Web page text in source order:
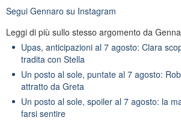
Segui Gennaro su Instagram
Leggi di più sullo stesso argomento da
Upas, anticipazioni al 7 agosto: Clara
tradita con Stella
Un posto al sole, puntate al 7 agosto:
attratto da Greta
Un posto al sole, spoiler al 7 agosto: la
farsi sentire